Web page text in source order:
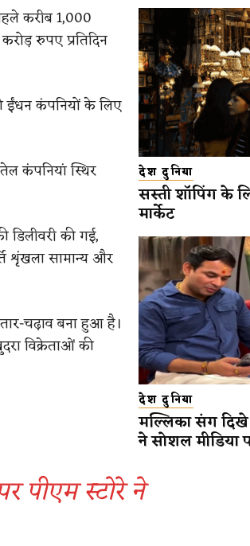
करीब 1,000
रुपए प्रतिदिन
ईंधन कंपनियों के लिए
कंपनियां स्थिर
डिलीवरी की गई,
शृंखला सामान्य और
चढ़ाव बना हुआ है।
विक्रेताओं की
पीएम स्टोरे ने
देश दुनिया
सस्ती शॉपिंग के
मार्केट
देश दुनिया
मल्लिका संग दिखे
ने सोशल